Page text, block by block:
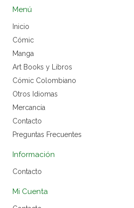
Menú
Inicio
Cómic
Manga
Art Books y Libros
Cómic Colombiano
Otros Idiomas
Mercancía
Contacto
Preguntas Frecuentes
Información
Contacto
Mi Cuenta